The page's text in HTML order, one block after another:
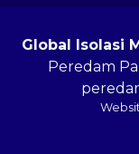
Global Isolasi
Peredam